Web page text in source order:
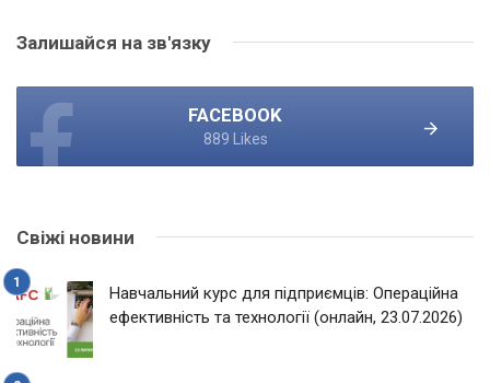
Залишайся на зв'язку
FACEBOOK
889 Likes
Свіжі новини
Навчальний курс для підприємців: Операційна
ефективність та технології (онлайн, 23.07.2026)